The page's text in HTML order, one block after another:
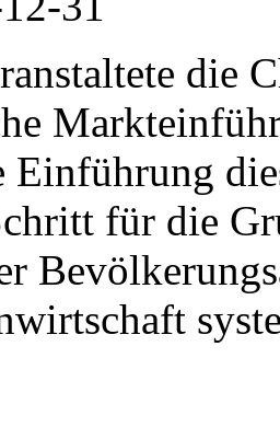
die
Einführung
für die